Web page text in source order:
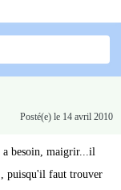
Posté(e) le 14 avril 2010
a besoin, maigrir...il
puisqu'il faut trouver